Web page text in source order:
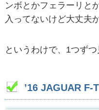
ンボとかフェラーリと
入ってないけど大丈夫
というわけで、1つずつ
’16 JAGUAR F-